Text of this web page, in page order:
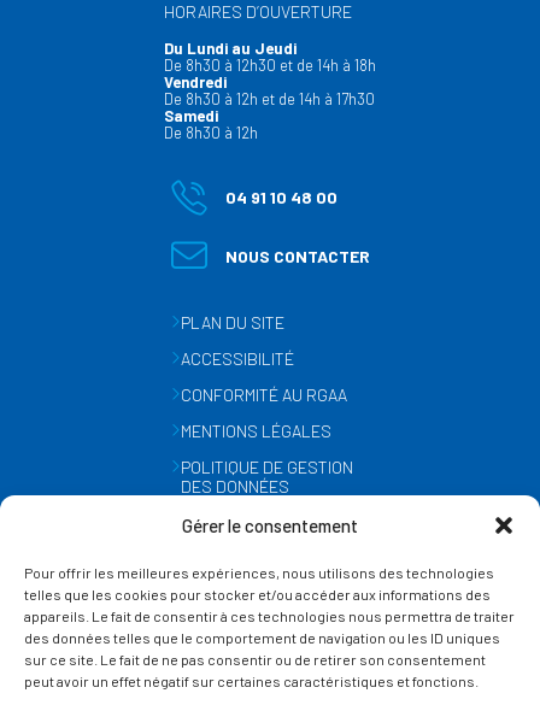
Gérer le consentement
Pour offrir les meilleures expériences, nous utilisons des technologies
telles que les cookies pour stocker et/ou accéder aux informations des
appareils. Le fait de consentir à ces technologies nous permettra de traiter
des données telles que le comportement de navigation ou les ID uniques
sur ce site. Le fait de ne pas consentir ou de retirer son consentement
peut avoir un effet négatif sur certaines caractéristiques et fonctions.
HORAIRES D’OUVERTURE
Du Lundi au Jeudi
De 8h30 à 12h30 et de 14h à 18h
Vendredi
De 8h30 à 12h et de 14h à 17h30
Samedi
De 8h30 à 12h
04 91 10 48 00
NOUS CONTACTER
PLAN DU SITE
ACCESSIBILITÉ
CONFORMITÉ AU RGAA
MENTIONS LÉGALES
POLITIQUE DE GESTION
DES DONNÉES
GESTION DES COOKIES
SUIVEZ-NOUS
SUR LES RÉSEAUX